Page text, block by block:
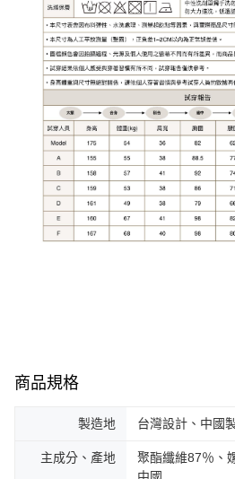
商品規格
製造地 台灣設計、中國
主成分、產地
聚酯纖維87％、
中國